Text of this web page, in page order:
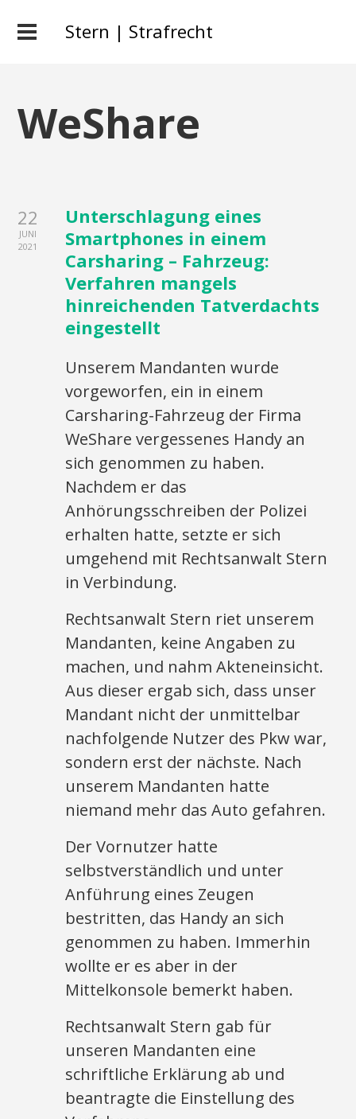
Stern | Strafrecht
WeShare
22
JUNI
2021
Unterschlagung eines
Smartphones in einem
Carsharing – Fahrzeug:
Verfahren mangels
hinreichenden Tatverdachts
eingestellt
Unserem Mandanten wurde
vorgeworfen, ein in einem
Carsharing-Fahrzeug der Firma
WeShare vergessenes Handy an
sich genommen zu haben.
Nachdem er das
Anhörungsschreiben der Polizei
erhalten hatte, setzte er sich
umgehend mit Rechtsanwalt Stern
in Verbindung.
Rechtsanwalt Stern riet unserem
Mandanten, keine Angaben zu
machen, und nahm Akteneinsicht.
Aus dieser ergab sich, dass unser
Mandant nicht der unmittelbar
nachfolgende Nutzer des Pkw war,
sondern erst der nächste. Nach
unserem Mandanten hatte
niemand mehr das Auto gefahren.
Der Vornutzer hatte
selbstverständlich und unter
Anführung eines Zeugen
bestritten, das Handy an sich
genommen zu haben. Immerhin
wollte er es aber in der
Mittelkonsole bemerkt haben.
Rechtsanwalt Stern gab für
unseren Mandanten eine
schriftliche Erklärung ab und
beantragte die Einstellung des